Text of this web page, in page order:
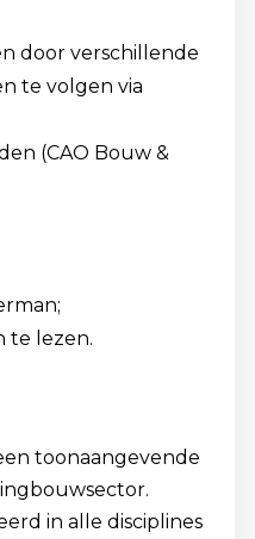
door verschillende
te volgen via
(CAO Bouw &
te lezen.
toonaangevende
in alle disciplines